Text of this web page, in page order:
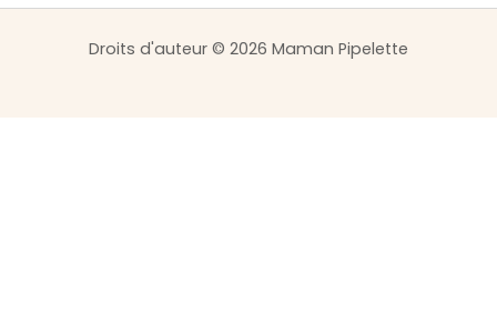
Droits d'auteur © 2026 Maman Pipelette